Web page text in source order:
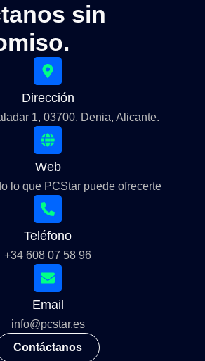
sin
Dirección
1, 03700, Denia, Alicante.
Web
lo que PCStar puede ofrecerte
Teléfono
+34 608 07 58 96
Email
info@pcstar.es
Contáctanos